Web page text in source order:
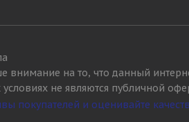
внимание на то, что данный
не являются публичной